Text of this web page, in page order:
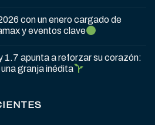
con un enero cargado de
y eventos clave
1.7 apunta a reforzar su corazón:
granja inédita